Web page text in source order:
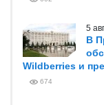
5
В
Wildberries и
674